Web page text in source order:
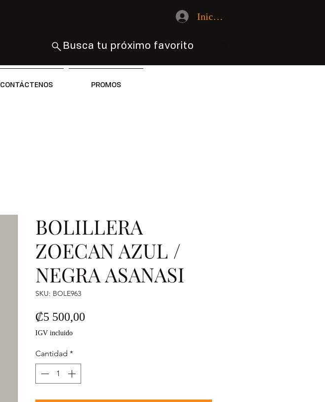
Iniciar sesión
Busca tu próximo favorito
CONTÁCTENOS PROMOS
BOLILLERA
ZOECAN AZUL /
NEGRA ASANASI
SKU: BOLE963
₡5 500,00
IGV incluido
Cantidad *